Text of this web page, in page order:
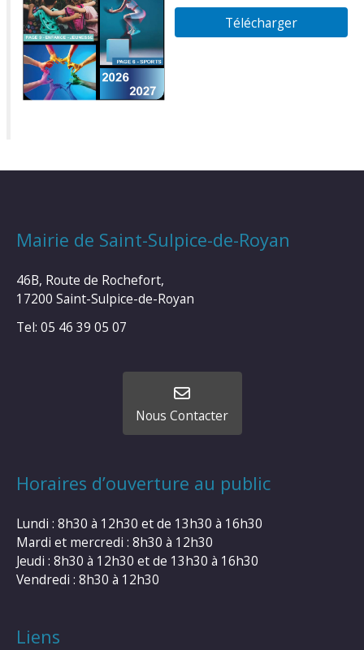
Télécharger
Mairie de Saint-Sulpice-de-Royan
46B, Route de Rochefort,
17200 Saint-Sulpice-de-Royan
Tel: 05 46 39 05 07
Nous Contacter
Horaires d’ouverture au public
Lundi : 8h30 à 12h30 et de 13h30 à 16h30
Mardi et mercredi : 8h30 à 12h30
Jeudi : 8h30 à 12h30 et de 13h30 à 16h30
Vendredi : 8h30 à 12h30
Liens